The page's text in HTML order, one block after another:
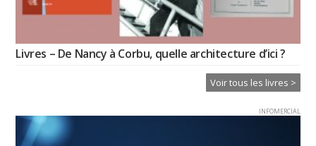
Livres – De Nancy à Corbu, quelle architecture d’ici ?
Voir tous les livres >
INFOMERCIAL